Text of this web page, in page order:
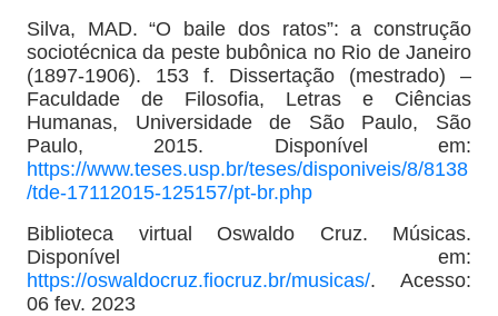
Silva, MAD. “O baile dos ratos”: a construção
sociotécnica da peste bubônica no Rio de Janeiro
(1897-1906). 153 f. Dissertação (mestrado) –
Faculdade de Filosofia, Letras e Ciências
Humanas, Universidade de São Paulo, São
Paulo, 2015. Disponível em:
https://www.teses.usp.br/teses/disponiveis/8/8138
/tde-17112015-125157/pt-br.php
Biblioteca virtual Oswaldo Cruz. Músicas.
Disponível em:
https://oswaldocruz.fiocruz.br/musicas/. Acesso:
06 fev. 2023